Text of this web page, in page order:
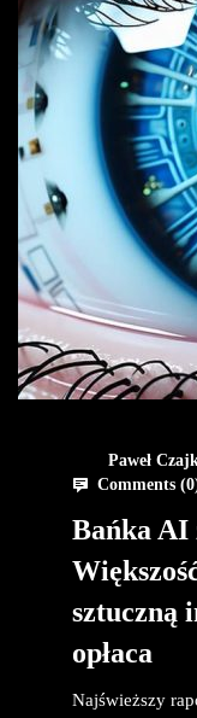
Paweł
Comments (0
Bańka AI
sztuczną
opłaca
Najświeższy